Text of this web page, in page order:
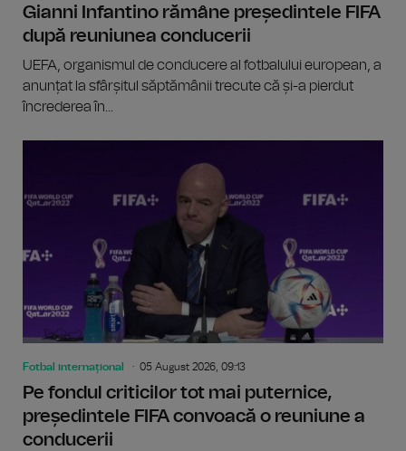
Gianni Infantino rămâne președintele FIFA
după reuniunea conducerii
UEFA, organismul de conducere al fotbalului european, a
anunțat la sfârșitul săptămânii trecute că și-a pierdut
încrederea în...
Fotbal internațional 05 August 2026, 09:13
Pe fondul criticilor tot mai puternice,
președintele FIFA convoacă o reuniune a
conducerii